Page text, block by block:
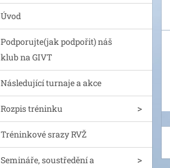
Úvod
Podporujte(jak podpořit) náš
klub na GIVT
Následující turnaje a akce
Rozpis tréninku
Tréninkové srazy RVŽ
Semináře, soustředění a